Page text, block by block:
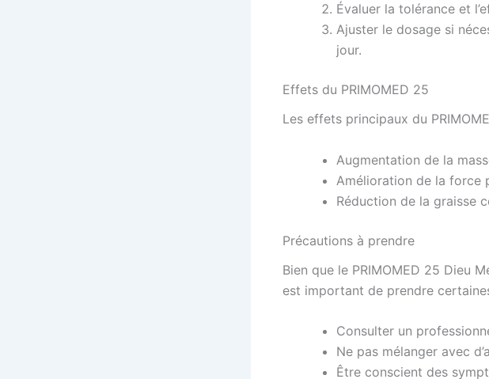
Évaluer la tolérance et
Ajuster le dosage si
jour.
Effets du PRIMOMED 25
Les effets principaux du
Augmentation de la
Amélioration de la force
Réduction de la graisse
Précautions à prendre
Bien que le PRIMOMED 25 Dieu
est important de prendre
Consulter un
Ne pas mélanger avec
Être conscient des